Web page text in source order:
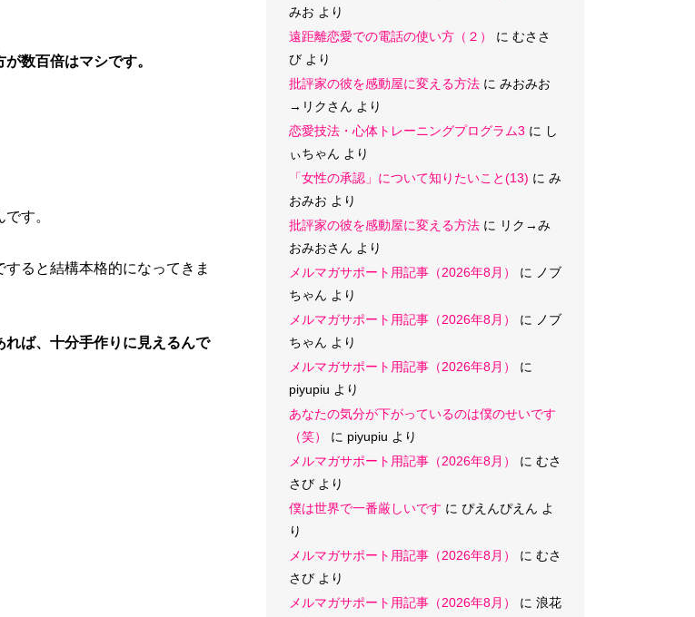
数百倍はマシです。
す。
ると結構本格的になってきま
ば、十分手作りに見えるんで
みお より
遠距離恋愛での電話の使い方（２）
に むささ
び より
批評家の彼を感動屋に変える方法 に みおみお
→リクさん より
恋愛技法・心体トレーニングプログラム3 に し
ぃちゃん より
「女性の承認」について知りたいこと(13) に み
おみお より
批評家の彼を感動屋に変える方法 に リク→み
おみおさん より
メルマガサポート用記事（2026年8月）
に
ノブ
ちゃん より
メルマガサポート用記事（2026年8月）
に
ノブ
ちゃん より
メルマガサポート用記事（2026年8月）
に
piyupiu より
あなたの気分が下がっているのは僕のせいです
（笑）
に piyupiu より
メルマガサポート用記事（2026年8月）
に むさ
さび より
僕は世界で一番厳しいです に ぴえんぴえん よ
り
メルマガサポート用記事（2026年8月）
に むさ
さび より
メルマガサポート用記事（2026年8月）
に 浪花